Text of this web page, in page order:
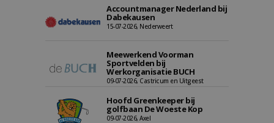
Accountmanager Nederland bij
Dabekausen
15-07-2026, Nederweert
Meewerkend Voorman
Sportvelden bij
Werkorganisatie BUCH
09-07-2026, Castricum en Uitgeest
Hoofd Greenkeeper bij
golfbaan De Woeste Kop
09-07-2026, Axel